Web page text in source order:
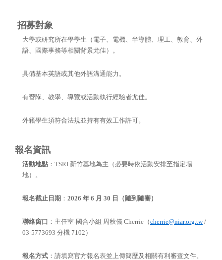
招募對象
大學或研究所在學學生（電子、電機、半導體、理工、教育、外
語、國際事務等相關背景尤佳）。
具備基本英語或其他外語溝通能力。
有營隊、教學、導覽或活動執行經驗者尤佳。
外籍學生須符合法規並持有有效工作許可。
報名資訊
活動地點 ：TSRI 新竹基地為主（必要時依活動安排至指定場
地）。
報名截止日期 ： 2026 年 6 月 30 日（隨到隨審）
聯絡窗口 ：主任室-國合小組 周秋儀 Cherrie（cherrie@niar.org.tw/
03-5773693 分機 7102）
報名方式 ：請填寫官方報名表並上傳簡歷及相關有利審查文件。